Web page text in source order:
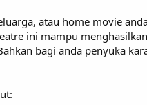
atau home movie
ini mampu
bagi anda penyuka